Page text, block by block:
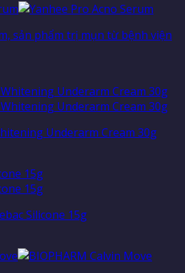
sản phẩm trị mụn từ bệnh viện
Underarm Cream 30g
Silicone 15g